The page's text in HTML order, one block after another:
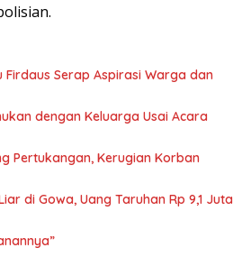
Serap Aspirasi Warga dan
dengan Keluarga Usai Acara
Pertukangan, Kerugian Korban
di Gowa, Uang Taruhan Rp 9,1 Juta